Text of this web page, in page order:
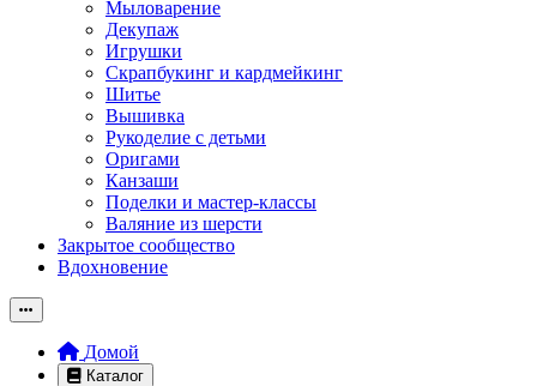
Мыловарение
Декупаж
Игрушки
Скрапбукинг и кардмейкинг
Шитье
Вышивка
Рукоделие с детьми
Оригами
Канзаши
Поделки и мастер-классы
Валяние из шерсти
Закрытое сообщество
Вдохновение
Домой
Каталог